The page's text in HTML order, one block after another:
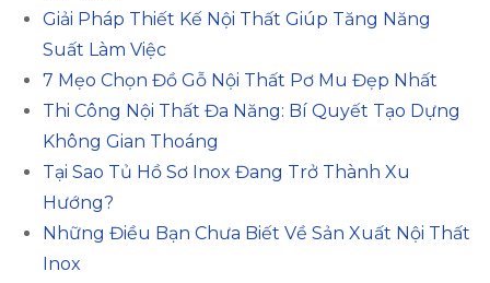
Giải Pháp Thiết Kế Nội Thất Giúp Tăng Năng
Suất Làm Việc
7 Mẹo Chọn Đồ Gỗ Nội Thất Pơ Mu Đẹp Nhất
Thi Công Nội Thất Đa Năng: Bí Quyết Tạo Dựng
Không Gian Thoáng
Tại Sao Tủ Hồ Sơ Inox Đang Trở Thành Xu
Hướng?
Những Điều Bạn Chưa Biết Về Sản Xuất Nội Thất
Inox